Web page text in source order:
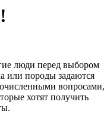
люди перед выбором
или породы задаются
вопросами,
хотят получить